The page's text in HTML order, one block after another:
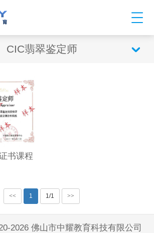
CIC翡翠鉴定师
书课程
<< 1 1/1 >>
2026 佛山市中耀教育科技有限公司